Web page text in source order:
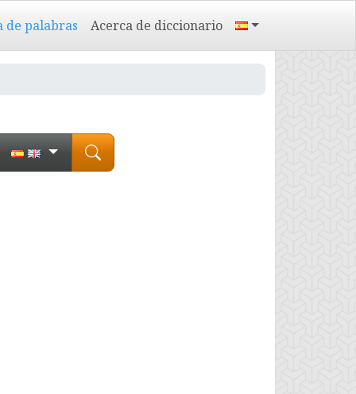
de palabras Acerca de diccionario